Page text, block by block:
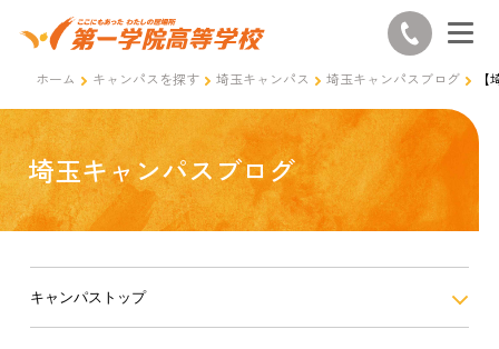
ホーム キャンパスを探す 埼玉キャンパス 埼玉キャンパスブログ
埼玉キャンパスブログ
キャンパストップ